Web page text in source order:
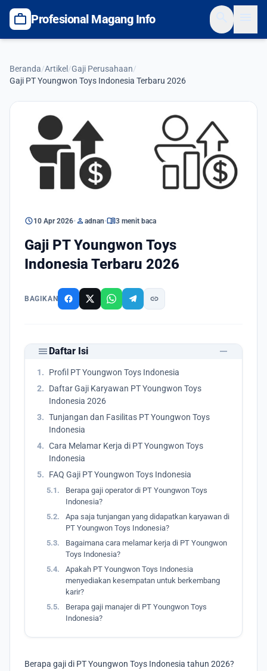
work Profesional Magang Info
Beranda/Artikel /Gaji Perusahaan/
Gaji PT Youngwon Toys Indonesia Terbaru 2026
schedule10 Apr 2026• person adnan•menu_book3 menit baca
Gaji PT Youngwon Toys
Indonesia Terbaru 2026
BAGIKAN link
menu Daftar Isi remove
1.
Profil PT Youngwon Toys Indonesia
2.
Daftar Gaji Karyawan PT Youngwon Toys
Indonesia 2026
3. Tunjangan dan Fasilitas PT Youngwon Toys
Indonesia
4. Cara Melamar Kerja di PT Youngwon Toys
Indonesia
5.
FAQ Gaji PT Youngwon Toys Indonesia
5.1.
Berapa gaji operator di PT Youngwon Toys
Indonesia?
5.2.
Apa saja tunjangan yang didapatkan karyawan di
PT Youngwon Toys Indonesia?
5.3.
Bagaimana cara melamar kerja di PT Youngwon
Toys Indonesia?
5.4.
Apakah PT Youngwon Toys Indonesia
menyediakan kesempatan untuk berkembang
karir?
5.5.
Berapa gaji manajer di PT Youngwon Toys
Indonesia?
Berapa gaji di PT Youngwon Toys Indonesia tahun 2026?